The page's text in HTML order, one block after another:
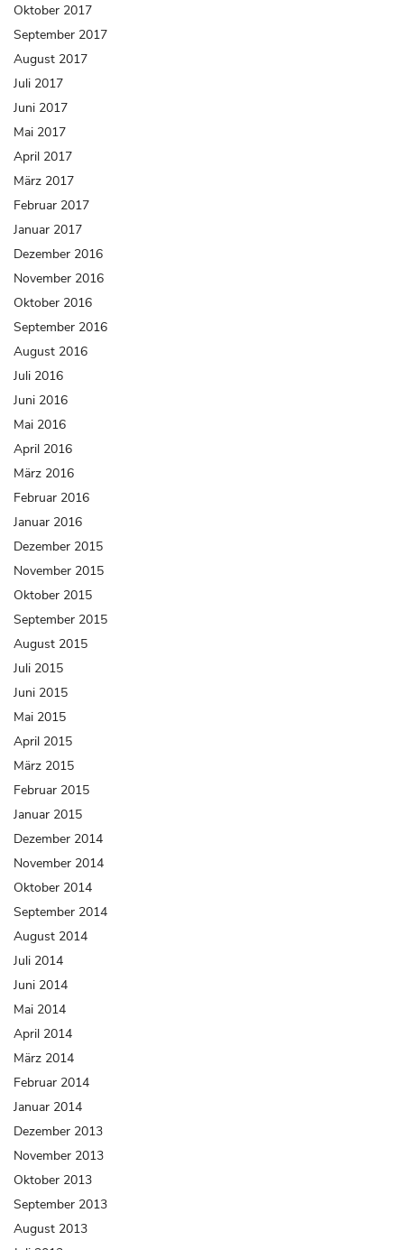
Oktober 2017
September 2017
August 2017
Juli 2017
Juni 2017
Mai 2017
April 2017
März 2017
Februar 2017
Januar 2017
Dezember 2016
November 2016
Oktober 2016
September 2016
August 2016
Juli 2016
Juni 2016
Mai 2016
April 2016
März 2016
Februar 2016
Januar 2016
Dezember 2015
November 2015
Oktober 2015
September 2015
August 2015
Juli 2015
Juni 2015
Mai 2015
April 2015
März 2015
Februar 2015
Januar 2015
Dezember 2014
November 2014
Oktober 2014
September 2014
August 2014
Juli 2014
Juni 2014
Mai 2014
April 2014
März 2014
Februar 2014
Januar 2014
Dezember 2013
November 2013
Oktober 2013
September 2013
August 2013